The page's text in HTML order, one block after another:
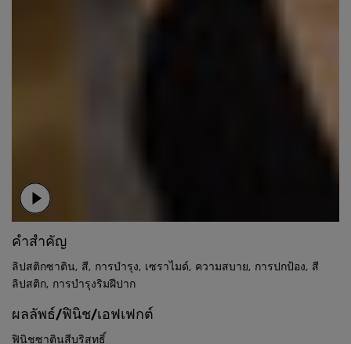
คำสำคัญ
ลิปสติกซาติน, สี, การบำรุง, เซราไมด์, ความสบาย, การปกป้อง, สี
ลิปสติก, การบำรุงริมฝีปาก
ผลลัพธ์/ฟินิช/เอฟเฟกต์
ฟินิชซาตินสีบริสุทธิ์